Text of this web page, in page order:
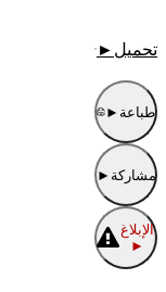
تحميل ►
طباعة ►
مشاركة ►
الإبلاغ
►